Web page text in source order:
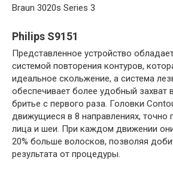
Braun 3020s Series 3
Philips S9151
Представленное устройство
системой повторения контуров,
идеальное скольжение, а система
обеспечивает более удобный захват
бритье с первого раза. Головки
движущиеся в 8 направлениях, точно
лица и шеи. При каждом движении
20% больше волосков, позволяя
результата от процедуры.